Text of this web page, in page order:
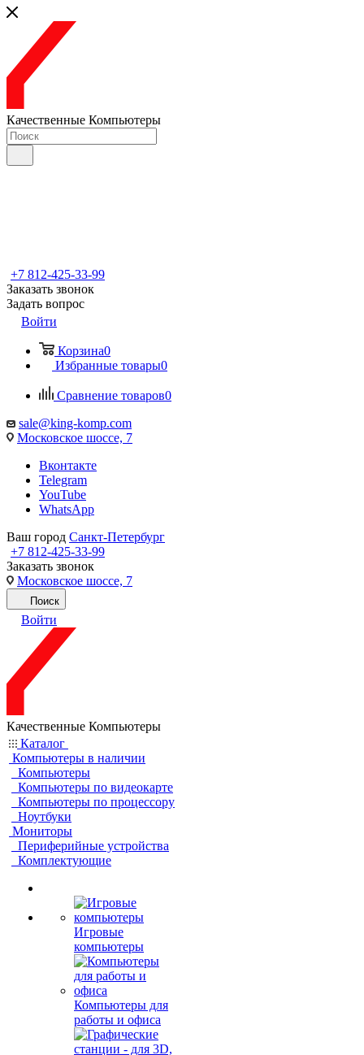
Качественные Компьютеры
+7 812-425-33-99
Заказать звонок
Задать вопрос
Войти
Корзина0
Избранные товары0
Сравнение товаров0
sale@king-komp.com
Московское шоссе, 7
Вконтакте
Telegram
YouTube
WhatsApp
Ваш город Санкт-Петербург
+7 812-425-33-99
Заказать звонок
Московское шоссе, 7
Поиск
Войти
Качественные Компьютеры
Каталог
Компьютеры в наличии
Компьютеры
Компьютеры по видеокарте
Компьютеры по процессору
Ноутбуки
Мониторы
Периферийные устройства
Комплектующие
Игровые
компьютеры
Компьютеры для
работы и офиса